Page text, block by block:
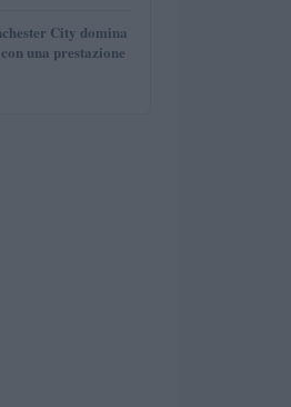
City domina
una prestazione